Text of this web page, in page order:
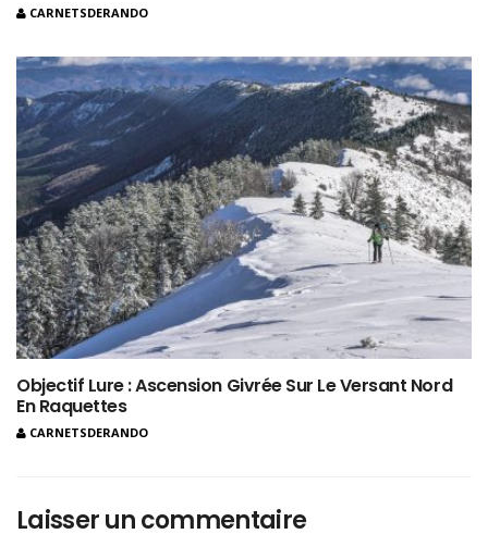
CARNETSDERANDO
Objectif Lure : Ascension Givrée Sur Le Versant Nord
En Raquettes
CARNETSDERANDO
Laisser un commentaire